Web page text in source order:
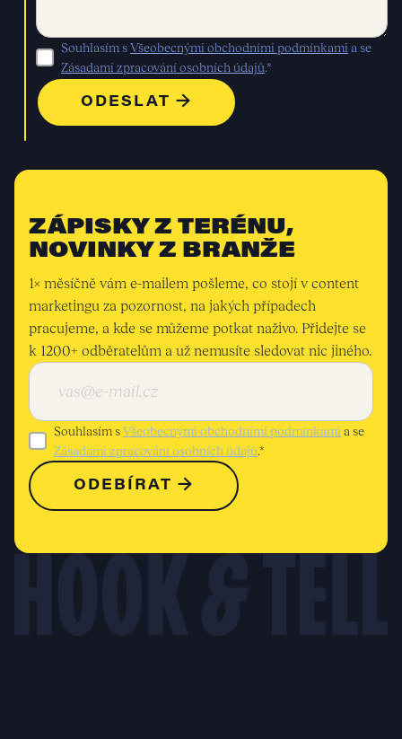
Souhlasím sVšeobecnými obchodními podmínkami a se
Zásadami zpracování osobních údajů.*
ZÁPISKY Z TERÉNU,
NOVINKY Z BRANŽE
1× měsíčně vám e-mailem pošleme, co stojí v content
marketingu za pozornost, na jakých případech
pracujeme, a kde se můžeme potkat naživo. Přidejte se
k 1200+ odběratelům a už nemusíte sledovat nic jiného.
Souhlasím sVšeobecnými obchodními podmínkami a se
Zásadami zpracování osobních údajů.*